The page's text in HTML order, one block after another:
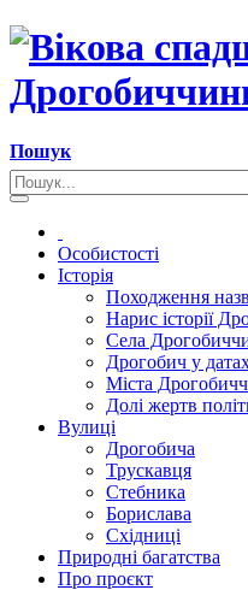
Пошук
Особистості
Історія
Походження
Нарис історії
Села
Дрогобич у
Міста
Долі жертв
Вулиці
Дрогобича
Трускавця
Стебника
Борислава
Східниці
Природні багатства
Про проєкт